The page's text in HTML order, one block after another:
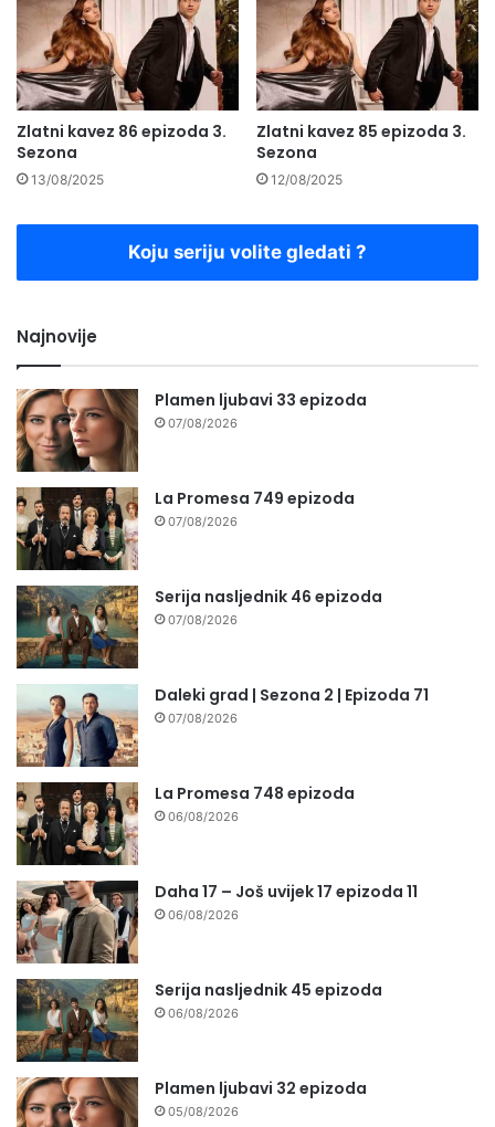
Zlatni kavez 86 epizoda 3.
Sezona
13/08/2025
Zlatni kavez 85 epizoda 3.
Sezona
12/08/2025
Koju seriju volite gledati ?
Najnovije
Plamen ljubavi 33 epizoda
07/08/2026
La Promesa 749 epizoda
07/08/2026
Serija nasljednik 46 epizoda
07/08/2026
Daleki grad | Sezona 2 | Epizoda 71
07/08/2026
La Promesa 748 epizoda
06/08/2026
Daha 17 – Još uvijek 17 epizoda 11
06/08/2026
Serija nasljednik 45 epizoda
06/08/2026
Plamen ljubavi 32 epizoda
05/08/2026